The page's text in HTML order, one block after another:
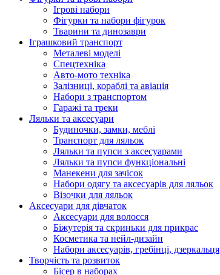
Ігрові набори
Фігурки та набори фігурок
Тварини та динозаври
Іграшковий транспорт
Металеві моделі
Спецтехніка
Авто-мото техніка
Залізниці, кораблі та авіація
Набори з транспортом
Гаражі та треки
Ляльки та аксесуари
Будиночки, замки, меблі
Транспорт для ляльок
Ляльки та пупси з аксесуарами
Ляльки та пупси функціональні
Манекени для зачісок
Набори одягу та аксесуарів для ляльок
Візочки для ляльок
Аксесуари для дівчаток
Аксесуари для волосся
Біжутерія та скриньки для прикрас
Косметика та нейл-дизайн
Набори аксесуарів, гребінці, дзеркальця
Творчість та розвиток
Бісер в наборах